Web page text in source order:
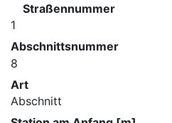
Straßennummer
1
Abschnittsnummer
8
Art
Abschnitt